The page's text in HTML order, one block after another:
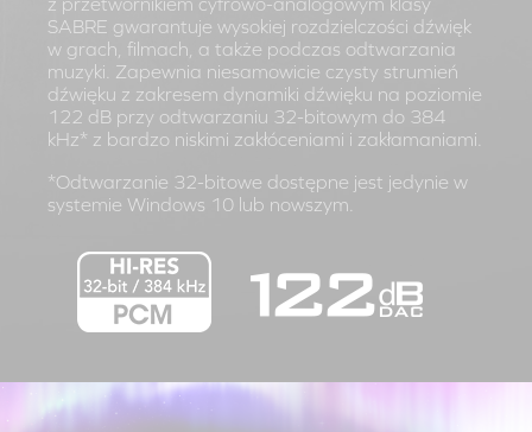
SABRE gwarantuje wysokiej rozdzielczości dźwięk
w grach, filmach, a także podczas odtwarzania
muzyki. Zapewnia niesamowicie czysty strumień
dźwięku z zakresem dynamiki dźwięku na poziomie
122 dB przy odtwarzaniu 32-bitowym do 384
kHz* z bardzo niskimi zakłóceniami i zakłamaniami.
*Odtwarzanie 32-bitowe dostępne jest jedynie w
systemie Windows 10 lub nowszym.